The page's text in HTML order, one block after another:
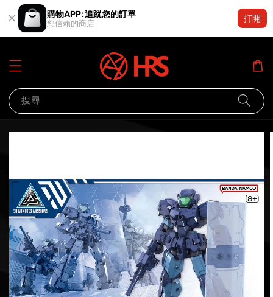
購物APP: 追蹤您的訂單
您信賴的商店
打開
搜尋